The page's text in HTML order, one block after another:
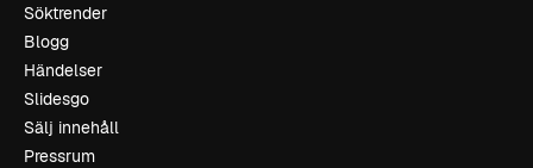
Söktrender
Blogg
Händelser
Slidesgo
Sälj innehåll
Pressrum